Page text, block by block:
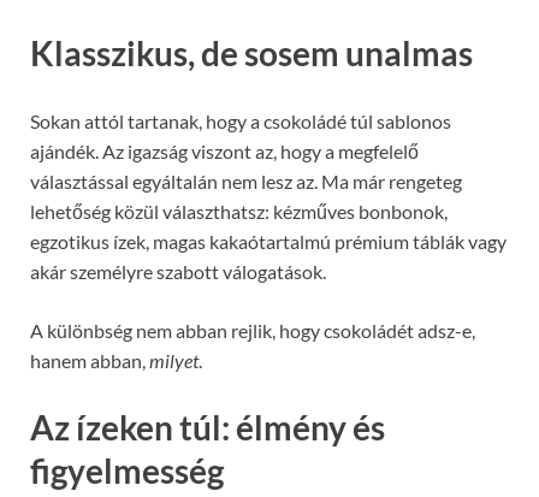
Klasszikus, de sosem unalmas
Sokan attól tartanak, hogy a csokoládé túl sablonos
ajándék. Az igazság viszont az, hogy a megfelelő
választással egyáltalán nem lesz az. Ma már rengeteg
lehetőség közül választhatsz: kézműves bonbonok,
egzotikus ízek, magas kakaótartalmú prémium táblák vagy
akár személyre szabott válogatások.
A különbség nem abban rejlik, hogy csokoládét adsz-e,
hanem abban, milyet.
Az ízeken túl: élmény és
figyelmesség